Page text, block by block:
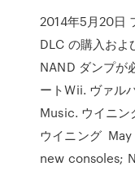
2014年5月20日
DLC の購入およ
NAND ダンプが
ートWii. ヴァル
Music. ウイニン
ウイニング
new consoles;